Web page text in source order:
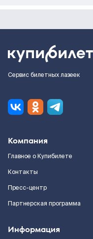
Сервис билетных лазеек
Компания
Главное о Купибилете
Контакты
Пресс-центр
Партнерская программа
Информация